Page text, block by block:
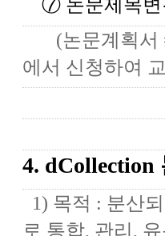
⑦ 논문제목변
(논문계획서
에서 신청하여
4. dCollection
1) 목적 : 분산
로 통합, 관리,